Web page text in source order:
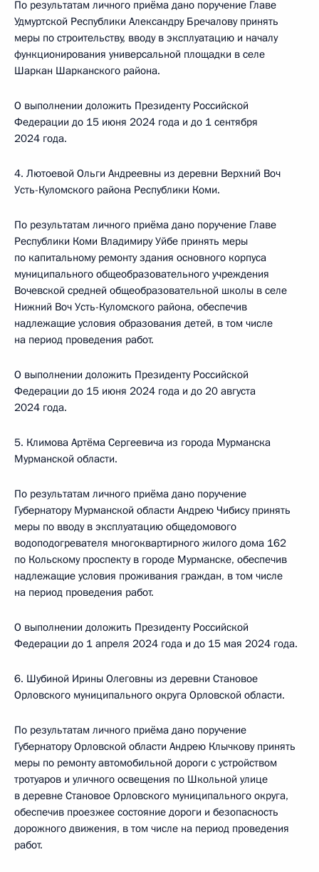
По результатам личного приёма дано поручение Главе
Удмуртской Республики Александру Бречалову принять
меры по строительству, вводу в эксплуатацию и началу
функционирования универсальной площадки в селе
Шаркан Шарканского района.
О выполнении доложить Президенту Российской
Федерации до 15 июня 2024 года и до 1 сентября
2024 года.
4. Лютоевой Ольги Андреевны из деревни Верхний Воч
Усть-Куломского района Республики Коми.
По результатам личного приёма дано поручение Главе
Республики Коми Владимиру Уйбе принять меры
по капитальному ремонту здания основного корпуса
муниципального общеобразовательного учреждения
Вочевской средней общеобразовательной школы в селе
Нижний Воч Усть-Куломского района, обеспечив
надлежащие условия образования детей, в том числе
на период проведения работ.
О выполнении доложить Президенту Российской
Федерации до 15 июня 2024 года и до 20 августа
2024 года.
5. Климова Артёма Сергеевича из города Мурманска
Мурманской области.
По результатам личного приёма дано поручение
Губернатору Мурманской области Андрею Чибису принять
меры по вводу в эксплуатацию общедомового
водоподогревателя многоквартирного жилого дома 162
по Кольскому проспекту в городе Мурманске, обеспечив
надлежащие условия проживания граждан, в том числе
на период проведения работ.
О выполнении доложить Президенту Российской
Федерации до 1 апреля 2024 года и до 15 мая 2024 года.
6. Шубиной Ирины Олеговны из деревни Становое
Орловского муниципального округа Орловской области.
По результатам личного приёма дано поручение
Губернатору Орловской области Андрею Клычкову принять
меры по ремонту автомобильной дороги с устройством
тротуаров и уличного освещения по Школьной улице
в деревне Становое Орловского муниципального округа,
обеспечив проезжее состояние дороги и безопасность
дорожного движения, в том числе на период проведения
работ.